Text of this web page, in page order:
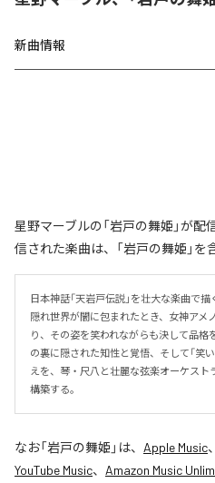
新曲情報
星野マーブルの「岩戸の舞姫」が
信された楽曲は、「岩戸の舞姫」を
日本神話「天岩戸伝説」を壮大な楽曲で
隠れ世界が闇に包まれたとき、女神アメ
り、その姿を笑われながらも決して品
の裏に隠された知性と覚悟、そして「笑
えを、琴・尺八と壮麗な弦楽オーケス
構築する。
なお「岩戸の舞姫 」は、 Apple Music、
YouTube Music、 Amazon Music